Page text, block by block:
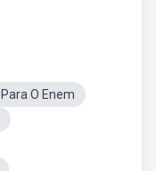
O Enem